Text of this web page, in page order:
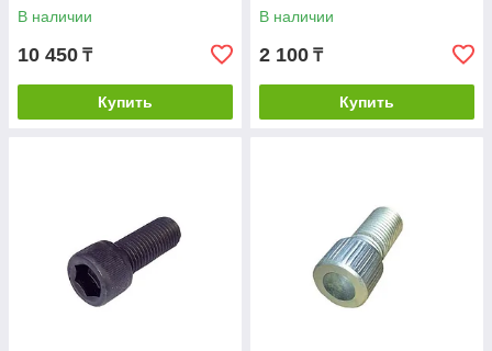
В наличии
10 450 ₸
Купить
В наличии
2 100 ₸
Купить